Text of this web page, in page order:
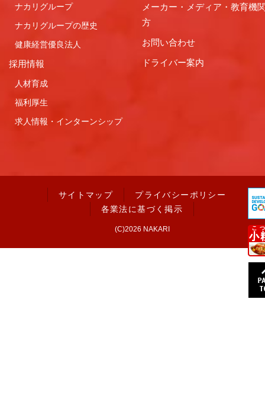
ナカリグループ
ナカリグループの歴史
健康経営優良法人
採用情報
人材育成
福利厚生
求人情報・インターンシップ
メーカー・メディア・教育機
方
お問い合わせ
ドライバー案内
サイトマップ
プライバシーポリシー
各業法に基づく掲示
(C)2026 NAKARI